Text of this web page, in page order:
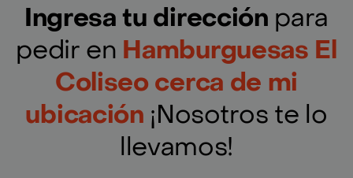
Ingresa tu dirección para
pedir en Hamburguesas El
Coliseo cerca de mi
ubicación ¡Nosotros te lo
llevamos!